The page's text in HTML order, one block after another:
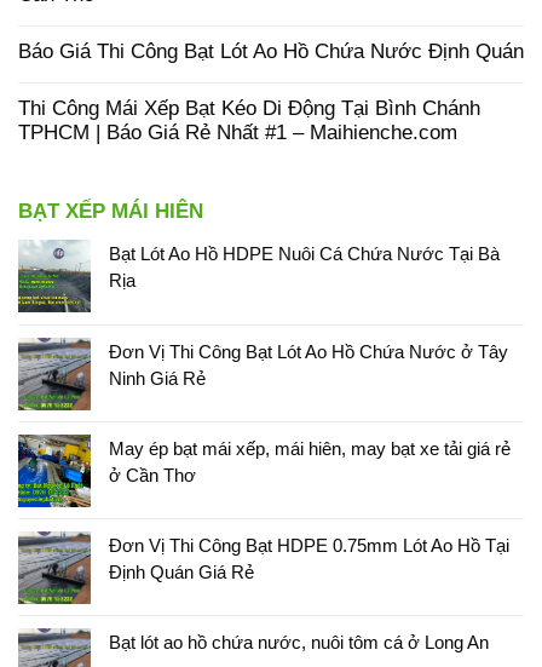
Báo Giá Thi Công Bạt Lót Ao Hồ Chứa Nước Định Quán
Thi Công Mái Xếp Bạt Kéo Di Động Tại Bình Chánh
TPHCM | Báo Giá Rẻ Nhất #1 – Maihienche.com
BẠT XẾP MÁI HIÊN
Bạt Lót Ao Hồ HDPE Nuôi Cá Chứa Nước Tại Bà
Rịa
Đơn Vị Thi Công Bạt Lót Ao Hồ Chứa Nước ở Tây
Ninh Giá Rẻ
May ép bạt mái xếp, mái hiên, may bạt xe tải giá rẻ
ở Cần Thơ
Đơn Vị Thi Công Bạt HDPE 0.75mm Lót Ao Hồ Tại
Định Quán Giá Rẻ
Bạt lót ao hồ chứa nước, nuôi tôm cá ở Long An